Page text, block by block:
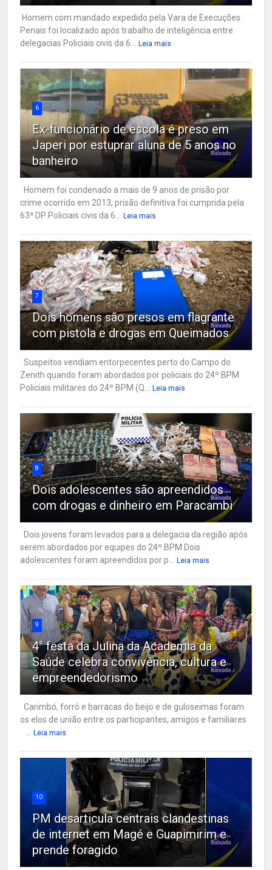
Homem com mandado expedido pela Vara de Execuções
Penais foi localizado após trabalho de inteligência entre
delegacias Policiais civis da 6...
Leia mais
6
Ex-funcionário de escola é preso em
Japeri por estuprar aluna de 5 anos no
banheiro
Homem foi condenado a mais de 9 anos de prisão por
crime ocorrido em 2013; prisão definitiva foi cumprida pela
63ª DP Policiais civis da 6...
Leia mais
7
Dois homens são presos em flagrante
com pistola e drogas em Queimados
Suspeitos vendiam entorpecentes perto do Campo do
Zenith quando foram abordados por policiais do 24º BPM
Policiais militares do 24º BPM (Q...
Leia mais
8
Dois adolescentes são apreendidos
com drogas e dinheiro em Paracambi
Dois jovens foram levados para a delegacia da região após
serem abordados por equipes do 24º BPM Dois
adolescentes foram apreendidos por p...
Leia mais
9
4° festa da Julina da Academia da
Saúde celebra convivência, cultura e
empreendedorismo
Carimbó, forró e barracas do beijo e de guloseimas foram
os elos de união entre os participantes, amigos e familiares
Leia mais
10
PM desarticula centrais clandestinas
de internet em Magé e Guapimirim e
prende foragido